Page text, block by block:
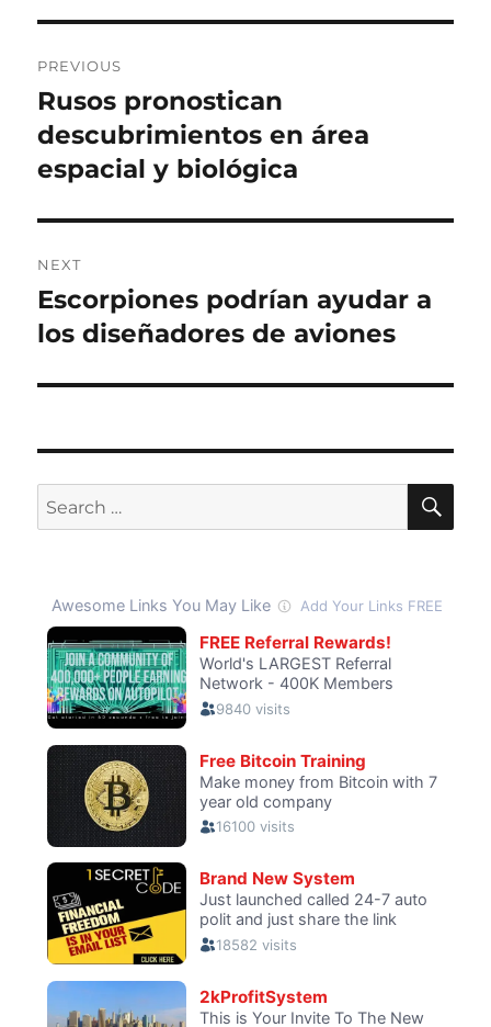
navigation
PREVIOUS
Previous
post:
Rusos pronostican
descubrimientos en área
espacial y biológica
NEXT
Next
post:
Escorpiones podrían ayudar a
los diseñadores de aviones
Search
for: